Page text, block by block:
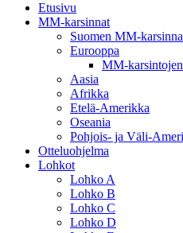
Etusivu
MM-karsinnat
Suomen MM-
Eurooppa
MM-
Aasia
Afrikka
Etelä-Amerikka
Oseania
Pohjois- ja Väli-
Otteluohjelma
Lohkot
Lohko A
Lohko B
Lohko C
Lohko D